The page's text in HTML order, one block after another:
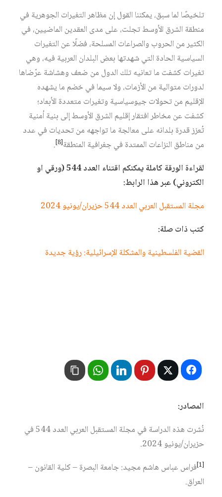
تلخيصًا لما سبق، يمكننا القول إن مظاهر التغيرات الجوهرية في
منطقة الشرق الأوسط تجلت، على مدى العقدين الماضيين، في
الكثير من الحروب والصراعات المسلحة، فضلًا عن التغيرات
السياسية الحادة التي شهدتها بعض البلدان العربية فيه، وهي
تغيرات كشفت ما تعانيه تلك الدول من ضعف وهشاشة عرّضاها
لدورات متوالية من الأزمات، ولا سيما في خضم ما يشهده
الإقليم من تحولات جيوسياسية وتغيرات متعددة الأبعاد؛
كشفت عن مخاطر افتقار إقليم الشرق الأوسط إلى بنية أمنية
تُعزز قدرة بلدانه على معالجة ما تواجهه من تحديات في عدد
من مناطق النزاعات الممتدة في جغرافية المنطقة[8]
.
لقراءة الورقة كاملة يمكنكم اقتناء العدد 544 (ورقي او
الكتروني) عبر هذا الرابط:
مجلة المستقبل العربي العدد 544 حزيران/يونيو 2024
كتب ذات صلة:
القضية الفلسطينية والمشكلة الإسرائيلية: رؤية جديدة
المصادر:
نُشرت هذه الدراسة في مجلة المستقبل العربي العدد 544 في
حزيران/يونيو 2024.
[1] فراس عباس هاشم مجيد: جامعة البصرة – كلية القانون –
العراق.